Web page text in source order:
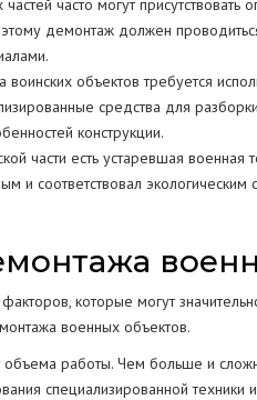
часто могут присутствовать
демонтаж должен
объектов требуется
средства для
конструкции.
части есть устаревшая военная
соответствовал экологическим
которые могут
военных объектов.
объема работы. Чем больше и
специализированной